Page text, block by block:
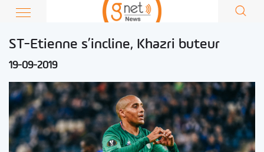
ST-Etienne s’incline, Khazri buteur
19-09-2019